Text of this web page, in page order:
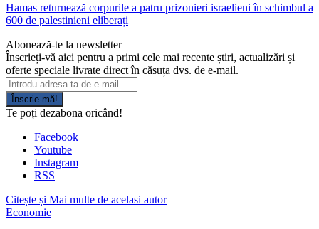
Hamas returnează corpurile a patru prizonieri israelieni în schimbul a
600 de palestinieni eliberați
Abonează-te la newsletter
Înscrieți-vă aici pentru a primi cele mai recente știri, actualizări și
oferte speciale livrate direct în căsuța dvs. de e-mail.
Înscrie-mă!
Te poți dezabona oricând!
Facebook
Youtube
Instagram
RSS
Citește și Mai multe de acelasi autor
Economie